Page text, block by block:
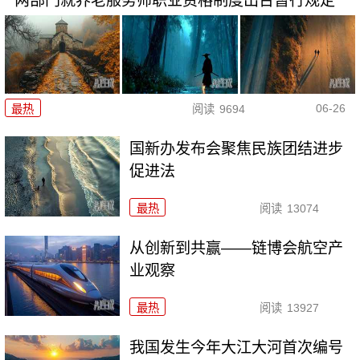
最热 阅读 9694 06-26
国新办发布会聚焦民族团结进步
促进法
最热 阅读 13074
从创新到共赢——链博会航空产
业观察
最热 阅读 13927
我国发生今年大江大河首次编号